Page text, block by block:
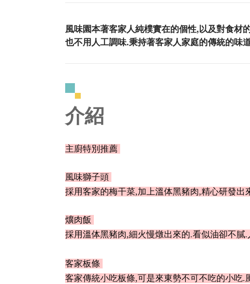
風味園本著客家人純樸實在的個性,以及對食材
也不用人工調味.秉持著客家人家庭的傳統的味
介紹
主廚特別推薦
風味獅子頭
採用客家的梅干菜,加上溫体黑豬肉,精心研發出
爌肉飯
採用溫体黑豬肉,細火慢燉出來的.看似油卻不膩
客家板條
客家傳統小吃板條,可是來東勢不可不吃的小吃